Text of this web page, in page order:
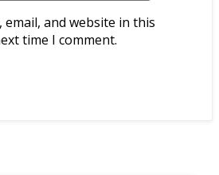
email, and website in this
time I comment.